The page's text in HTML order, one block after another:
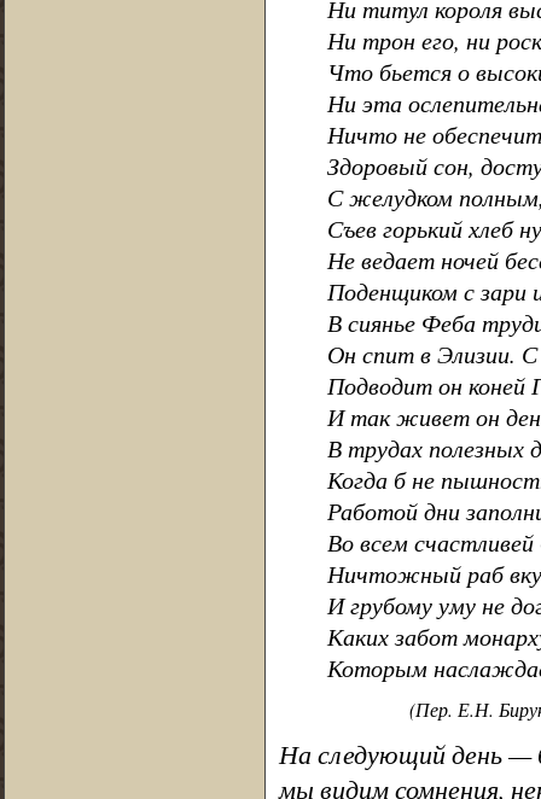
Ни титул короля
Ни трон его, ни
Что бьется о
Ни эта
Ничто не
Здоровый сон,
С желудком
Съев горький хлеб
Не ведает ночей
Поденщиком с зари
В сиянье Феба
Он спит в Элизии.
Подводит он коней
И так живет он
В трудах полезных
Когда б не
Работой дни
Во всем
Ничтожный раб
И грубому уму не
Каких забот
Которым
(Пер. Е.Н.
На следующий день —
мы видим сомнения,